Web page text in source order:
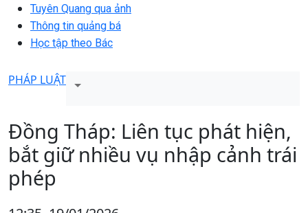
Tuyên Quang qua ảnh
Thông tin quảng bá
Học tập theo Bác
PHÁP LUẬT
Đồng Tháp: Liên tục phát hiện,
bắt giữ nhiều vụ nhập cảnh trái
phép